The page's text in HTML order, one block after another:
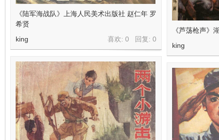
《陆军海战队》上海人民美术出版社 赵仁年 罗
希贤
喜欢: 0 回复: 0
king
《芦荡枪声》
king